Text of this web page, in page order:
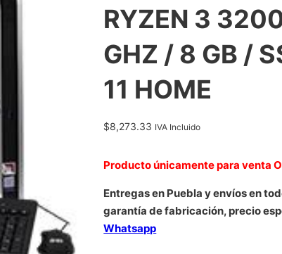
RYZEN 3
GHZ / 8 GB /
11 HOME
$8,273.33 IVA Incluido
Producto únicamente para venta
Entregas en Puebla y envíos en
garantía de fabricación, precio
Whatsapp